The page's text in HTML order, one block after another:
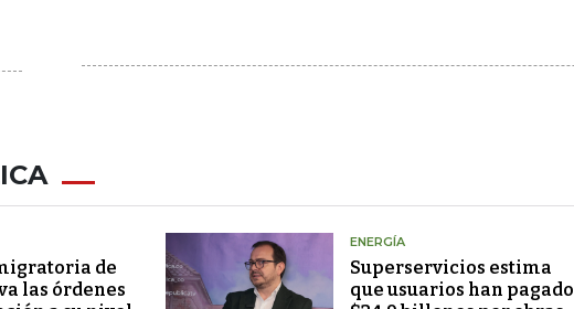
de
las órdenes
ENERGÍA
Superservicios estima
que usuarios han pagado